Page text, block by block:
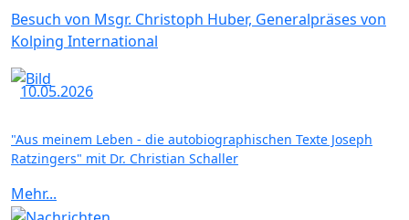
Besuch von Msgr. Christoph Huber, Generalpräses von
Kolping International
10.05.2026
"Aus meinem Leben - die autobiographischen Texte Joseph
Ratzingers" mit Dr. Christian Schaller
Mehr...